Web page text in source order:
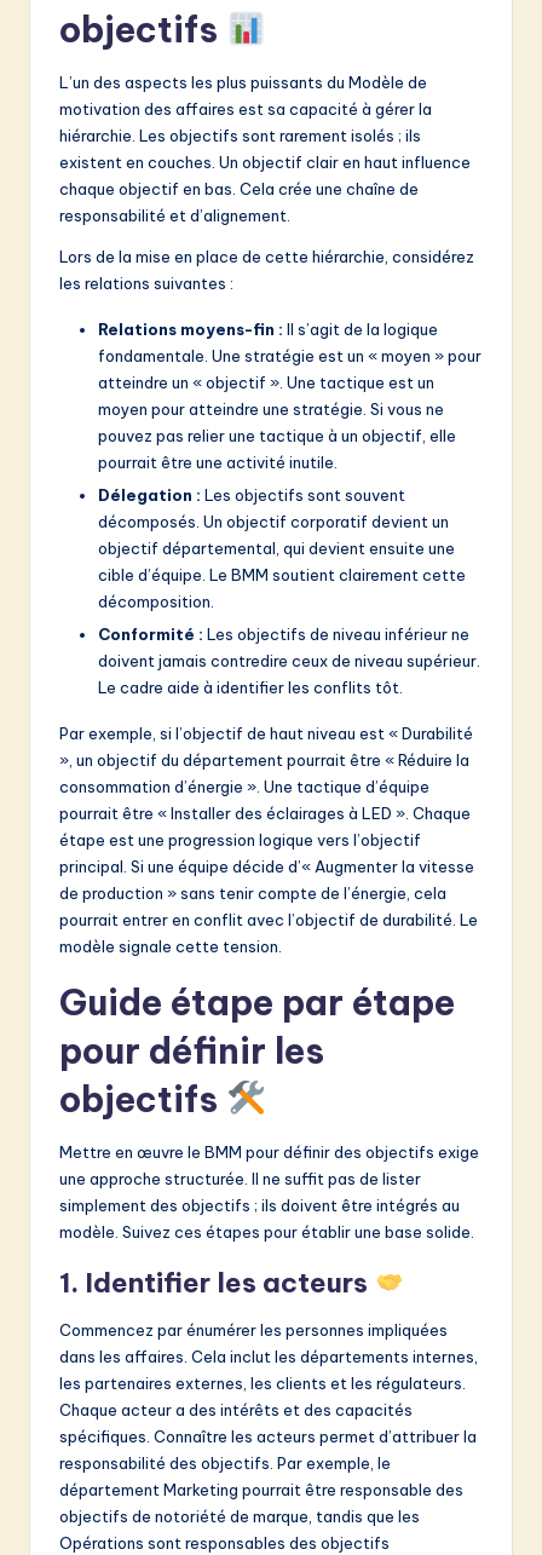
objectifs
L’un des aspects les plus puissants du Modèle de
motivation des affaires est sa capacité à gérer la
hiérarchie. Les objectifs sont rarement isolés ; ils
existent en couches. Un objectif clair en haut influence
chaque objectif en bas. Cela crée une chaîne de
responsabilité et d’alignement.
Lors de la mise en place de cette hiérarchie, considérez
les relations suivantes :
Relations moyens-fin : Il s’agit de la logique
fondamentale. Une stratégie est un « moyen » pour
atteindre un « objectif ». Une tactique est un
moyen pour atteindre une stratégie. Si vous ne
pouvez pas relier une tactique à un objectif, elle
pourrait être une activité inutile.
Délegation : Les objectifs sont souvent
décomposés. Un objectif corporatif devient un
objectif départemental, qui devient ensuite une
cible d’équipe. Le BMM soutient clairement cette
décomposition.
Conformité : Les objectifs de niveau inférieur ne
doivent jamais contredire ceux de niveau supérieur.
Le cadre aide à identifier les conflits tôt.
Par exemple, si l’objectif de haut niveau est « Durabilité
», un objectif du département pourrait être « Réduire la
consommation d’énergie ». Une tactique d’équipe
pourrait être « Installer des éclairages à LED ». Chaque
étape est une progression logique vers l’objectif
principal. Si une équipe décide d’« Augmenter la vitesse
de production » sans tenir compte de l’énergie, cela
pourrait entrer en conflit avec l’objectif de durabilité. Le
modèle signale cette tension.
Guide étape par étape
pour définir les
objectifs
Mettre en œuvre le BMM pour définir des objectifs exige
une approche structurée. Il ne suffit pas de lister
simplement des objectifs ; ils doivent être intégrés au
modèle. Suivez ces étapes pour établir une base solide.
1. Identifier les acteurs
Commencez par énumérer les personnes impliquées
dans les affaires. Cela inclut les départements internes,
les partenaires externes, les clients et les régulateurs.
Chaque acteur a des intérêts et des capacités
spécifiques. Connaître les acteurs permet d’attribuer la
responsabilité des objectifs. Par exemple, le
département Marketing pourrait être responsable des
objectifs de notoriété de marque, tandis que les
Opérations sont responsables des objectifs